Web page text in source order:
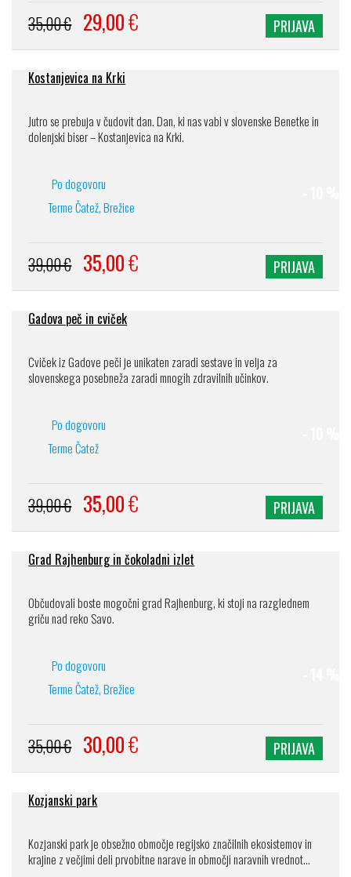
35,00 € 29,00€ PRIJAVA
Kostanjevica na Krki
Jutro se prebuja v čudovit dan. Dan, ki nas vabi v slovenske Benetke in
dolenjski biser – Kostanjevica na Krki.
Po dogovoru
Terme Čatež, Brežice
39,00 € 35,00€ PRIJAVA
Gadova peč in cviček
Cviček iz Gadove peči je unikaten zaradi sestave in velja za
slovenskega posebneža zaradi mnogih zdravilnih učinkov.
Po dogovoru
Terme Čatež
39,00 € 35,00€ PRIJAVA
Grad Rajhenburg in čokoladni izlet
Občudovali boste mogočni grad Rajhenburg, ki stoji na razglednem
griču nad reko Savo.
Po dogovoru
Terme Čatež, Brežice
35,00 € 30,00€ PRIJAVA
Kozjanski park
Kozjanski park je obsežno območje regijsko značilnih ekosistemov in
krajine z večjimi deli prvobitne narave in območji naravnih vrednot...